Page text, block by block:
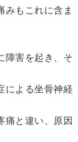
みもこれに含ま
障害を起き、そ
による坐骨神経
痛と違い、原因